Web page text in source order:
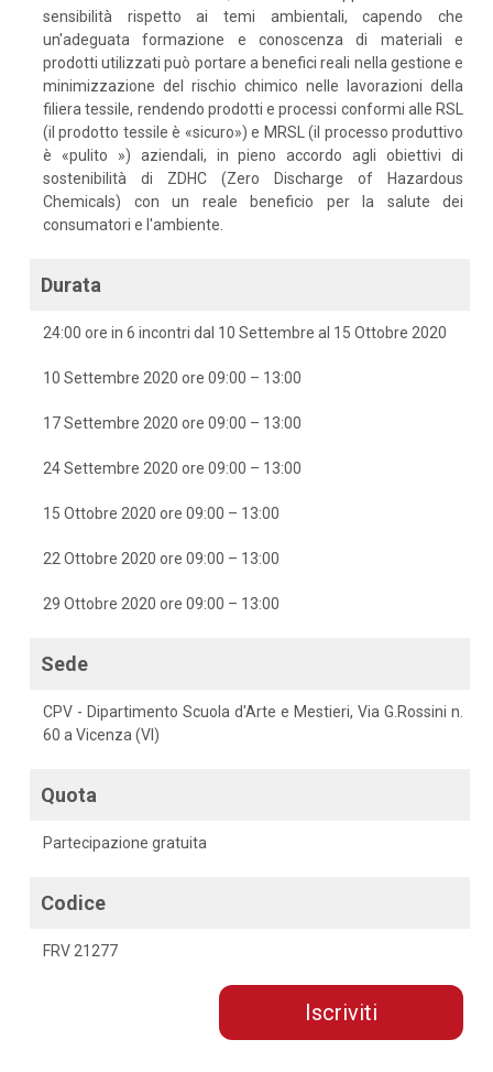
sensibilità rispetto ai temi ambientali, capendo che
un'adeguata formazione e conoscenza di materiali e
prodotti utilizzati può portare a benefici reali nella gestione e
minimizzazione del rischio chimico nelle lavorazioni della
filiera tessile, rendendo prodotti e processi conformi alle RSL
(il prodotto tessile è «sicuro») e MRSL (il processo produttivo
è «pulito ») aziendali, in pieno accordo agli obiettivi di
sostenibilità di ZDHC (Zero Discharge of Hazardous
Chemicals) con un reale beneficio per la salute dei
consumatori e l'ambiente.
Durata
24:00 ore in 6 incontri dal 10 Settembre al 15 Ottobre 2020
10 Settembre 2020 ore 09:00 – 13:00
17 Settembre 2020 ore 09:00 – 13:00
24 Settembre 2020 ore 09:00 – 13:00
15 Ottobre 2020 ore 09:00 – 13:00
22 Ottobre 2020 ore 09:00 – 13:00
29 Ottobre 2020 ore 09:00 – 13:00
Sede
CPV - Dipartimento Scuola d'Arte e Mestieri, Via G.Rossini n.
60 a Vicenza (VI)
Quota
Partecipazione gratuita
Codice
FRV 21277
Iscriviti